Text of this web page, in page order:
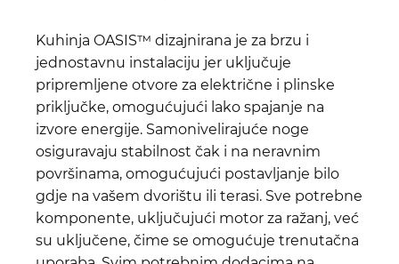
Kuhinja OASIS™ dizajnirana je za brzu i
jednostavnu instalaciju jer uključuje
pripremljene otvore za električne i plinske
priključke, omogućujući lako spajanje na
izvore energije. Samonivelirajuće noge
osiguravaju stabilnost čak i na neravnim
površinama, omogućujući postavljanje bilo
gdje na vašem dvorištu ili terasi. Sve potrebne
komponente, uključujući motor za ražanj, već
su uključene, čime se omogućuje trenutačna